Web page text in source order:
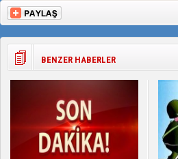
BENZER HABERLER